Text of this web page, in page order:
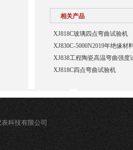
相关产品
XJ818C‌玻璃四点弯曲试验机
XJ830C-5000N2019年绝缘材
XJ838工程陶瓷高温弯曲强度
XJ818C四点弯曲试验机
科技有限公司